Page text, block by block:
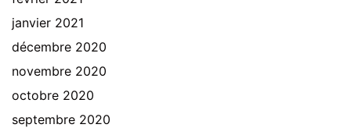
janvier 2021
décembre 2020
novembre 2020
octobre 2020
septembre 2020